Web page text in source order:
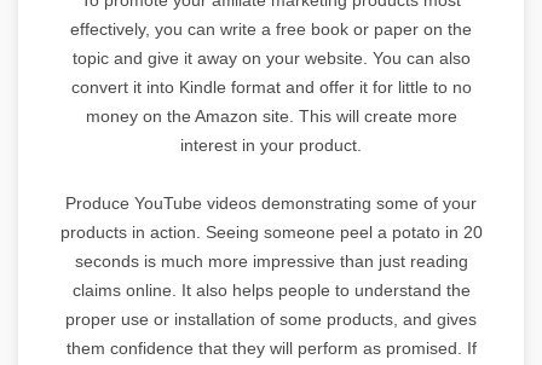
effectively, you can write a free book or paper on the
topic and give it away on your website. You can also
convert it into Kindle format and offer it for little to no
money on the Amazon site. This will create more
interest in your product.
Produce YouTube videos demonstrating some of your
products in action. Seeing someone peel a potato in 20
seconds is much more impressive than just reading
claims online. It also helps people to understand the
proper use or installation of some products, and gives
them confidence that they will perform as promised. If